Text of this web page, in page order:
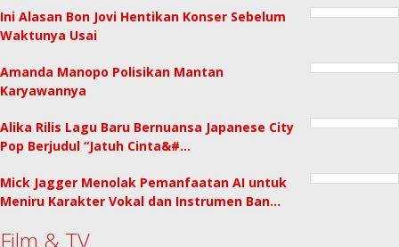
Ini Alasan Bon Jovi Hentikan Konser Sebelum
Waktunya Usai
Amanda Manopo Polisikan Mantan
Karyawannya
Alika Rilis Lagu Baru Bernuansa Japanese City
Pop Berjudul “Jatuh Cinta&#…
Mick Jagger Menolak Pemanfaatan AI untuk
Meniru Karakter Vokal dan Instrumen Ban…
Film & TV